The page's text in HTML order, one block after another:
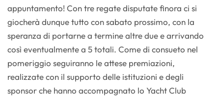
appuntamento! Con tre regate disputate finora ci si
giocherà dunque tutto con sabato prossimo, con la
speranza di portarne a termine altre due e arrivando
così eventualmente a 5 totali. Come di consueto nel
pomeriggio seguiranno le attese premiazioni,
realizzate con il supporto delle istituzioni e degli
sponsor che hanno accompagnato lo Yacht Club